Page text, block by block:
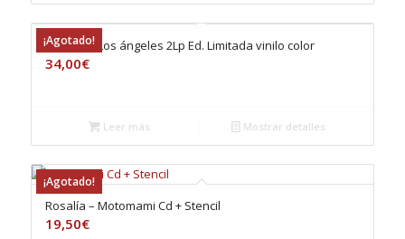
¡Agotado!
Rosalía – Los ángeles 2Lp Ed. Limitada vinilo color
34,00€
Leer más Mostrar detalles
¡Agotado!
Rosalía – Motomami Cd + Stencil
19,50€